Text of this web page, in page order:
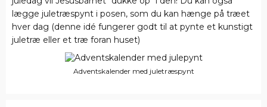
lægge juletræspynt i posen, som du kan hænge på træet
hver dag (denne idé fungerer godt til at pynte et kunstigt
juletræ eller et træ foran huset)
Adventskalender med juletræspynt